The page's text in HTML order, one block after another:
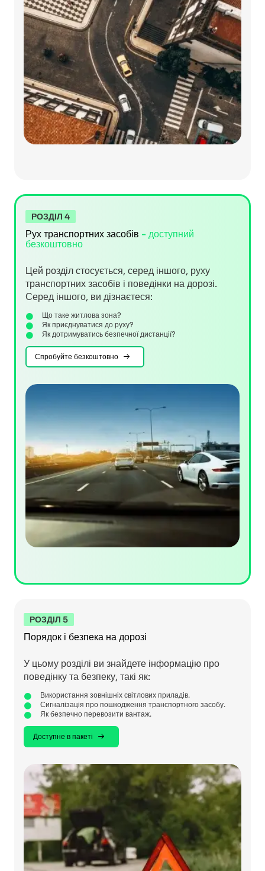
РОЗДІЛ 4
Рух транспортних засобів - доступний
безкоштовно
Цей розділ стосується, серед іншого, руху
транспортних засобів і поведінки на дорозі.
Серед іншого, ви дізнаєтеся:
Що таке житлова зона?
Як приєднуватися до руху?
Як дотримуватись безпечної дистанції?
Спробуйте безкоштовно
РОЗДІЛ 5
Порядок і безпека на дорозі
У цьому розділі ви знайдете інформацію про
поведінку та безпеку, такі як:
Використання зовнішніх світлових приладів.
Сигналізація про пошкодження транспортного засобу.
Як безпечно перевозити вантаж.
Доступне в пакеті